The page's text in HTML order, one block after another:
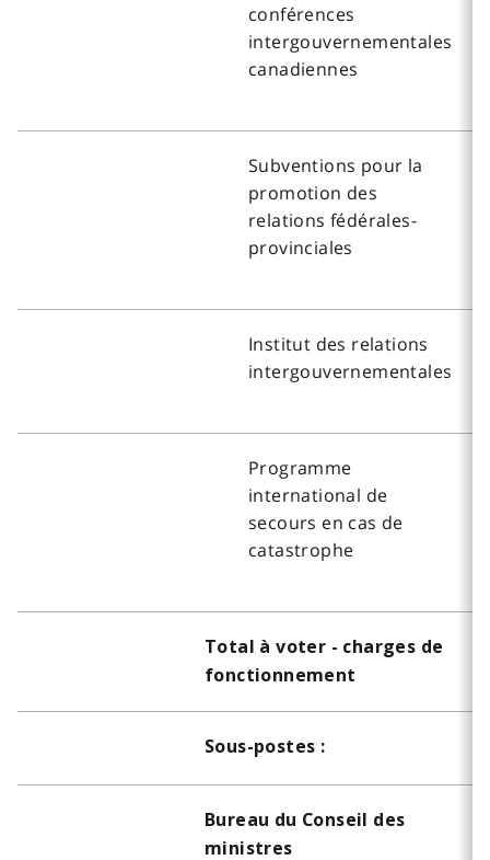
conférences
intergouvernementales
canadiennes
Subventions pour la
promotion des
relations fédérales-
provinciales
Institut des relations
intergouvernementales
Programme
international de
secours en cas de
catastrophe
Total à voter - charges de
fonctionnement
Sous-postes :
Bureau du Conseil des
ministres